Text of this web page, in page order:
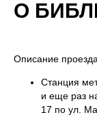
О
Описание
Станция
и еще раз
17 по ул.